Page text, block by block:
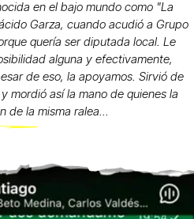
en el bajo mundo como "La
Garza, cuando acudió a Grupo
quería ser diputada local. Le
alguna y efectivamente,
de eso, la apoyamos. Sirvió de
mordió así la mano de quienes la
de la misma ralea...